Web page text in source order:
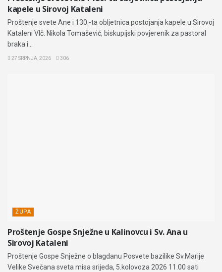
kapele u Sirovoj Kataleni
Proštenje svete Ane i 130.-ta obljetnica postojanja kapele u Sirovoj
Kataleni Vlč. Nikola Tomašević, biskupijski povjerenik za pastoral
braka i...
27 SRPNJA, 2026 306
ŽUPA
Proštenje Gospe Snježne u Kalinovcu i Sv. Ana u
Sirovoj Kataleni
Proštenje Gospe Snježne o blagdanu Posvete bazilike Sv.Marije
Velike.Svečana sveta misa srijeda, 5.kolovoza 2026 11.00 sati